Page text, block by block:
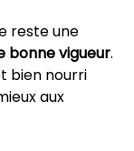
reste une
bonne vigueur.
bien nourri
aux